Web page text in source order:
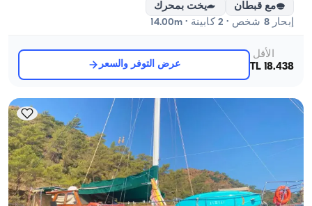
مع قبطان
يخت بمحرك
إبحار 8 شخص · 2 كابينة · 14.00m
الأقل
18.438 TL
عرض التوفر والسعر